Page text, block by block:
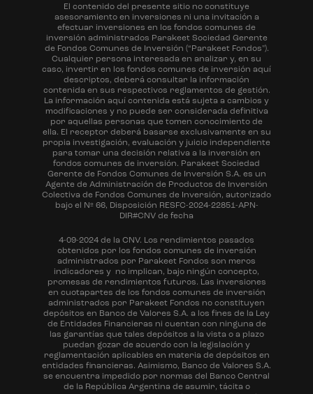
El contenido del presente sitio no constituye
asesoramiento en inversiones ni una invitación a
efectuar inversiones en los fondos comunes de
inversión administrados Parakeet Sociedad Gerente
de Fondos Comunes de Inversión (“Parakeet Fondos").
Cualquier persona interesada en analizar y, en su
caso, invertir en los fondos comunes de inversión aquí
descriptos, deberá consultar la información
contenida en sus respectivos reglamentos de gestión.
La información aquí contenida está sujeta a cambios y
modificaciones y no puede ser considerada definitiva
por aquellas personas que tomen conocimiento de
ella. El receptor deberá basarse exclusivamente en su
propia investigación, evaluación y juicio independiente
para tomar una decisión relativa a la inversión en
fondos comunes de inversión. Parakeet Sociedad
Gerente de Fondos Comunes de Inversión S.A. es un
Agente de Administración de Productos de Inversión
Colectiva de Fondos Comunes de Inversión, autorizado
bajo el Nº 66, Disposición RESFC-2024-22851-APN-
DIR#CNV de fecha
4-09-2024 de la CNV. Los rendimientos pasados
obtenidos por los fondos comunes de inversión
administrados por Parakeet Fondos son meros
indicadores y no implican, bajo ningún concepto,
promesas de rendimientos futuros. Las inversiones
en cuotapartes de los fondos comunes de inversión
administrados por Parakeet Fondos no constituyen
depósitos en Banco de Valores S.A. a los fines de la Ley
de Entidades Financieras ni cuentan con ninguna de
las garantías que tales depósitos a la vista o a plazo
puedan gozar de acuerdo con la legislación y
reglamentación aplicables en materia de depósitos en
entidades financieras. Asimismo, Banco de Valores S.A.
se encuentra impedido por normas del Banco Central
de la República Argentina de asumir, tácita o